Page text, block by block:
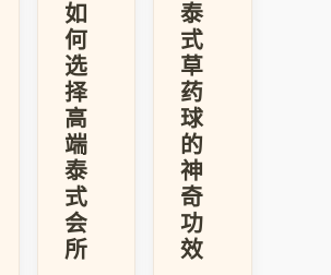
如
何
选
择
高
端
泰
式
会
所
泰
式
草
药
球
的
神
奇
功
效